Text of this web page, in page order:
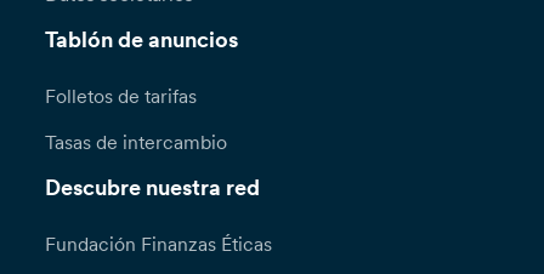
Tablón de anuncios
Folletos de tarifas
Tasas de intercambio
Descubre nuestra red
Fundación Finanzas Éticas